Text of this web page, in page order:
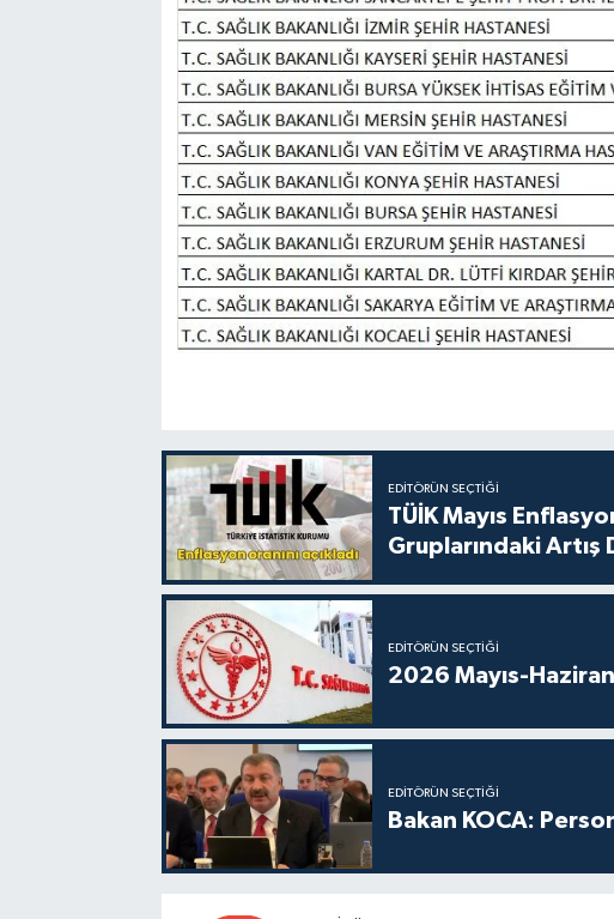
EDITÖRÜN SEÇTIĞI
TÜİK Mayıs
Gruplarındaki Artış
EDITÖRÜN SEÇTIĞI
2026 Mayıs-
EDITÖRÜN SEÇTIĞI
Bakan KOCA: